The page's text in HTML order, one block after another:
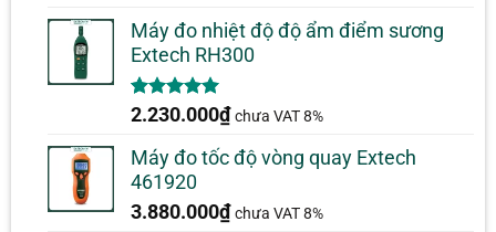
đánh giá
Máy đo nhiệt độ độ ẩm điểm sương
Extech RH300
5.00trên 5
1
đánh giá
2.230.000₫ chưa VAT 8%
Máy đo tốc độ vòng quay Extech
461920
3.880.000₫ chưa VAT 8%